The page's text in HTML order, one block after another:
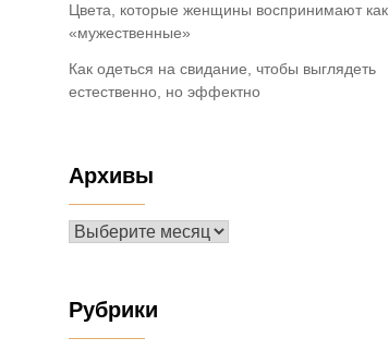
Цвета, которые женщины воспринимают как
«мужественные»
Как одеться на свидание, чтобы выглядеть
естественно, но эффектно
Архивы
Архивы
Рубрики